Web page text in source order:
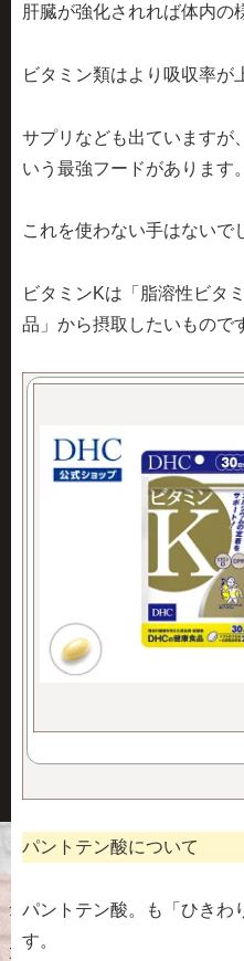
肝臓が強化されれば体内の
ビタミン類はより吸収率が
サプリなども出ていますが
いう最強フードがあります。
これを使わない手はないで
ビタミンKは「脂溶性ビタ
品」から摂取したいもので
パントテン酸について
パントテン酸。も「ひきわ
す。